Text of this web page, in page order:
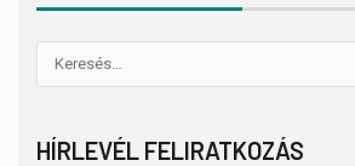
HÍRLEVÉL FELIRATKOZÁS